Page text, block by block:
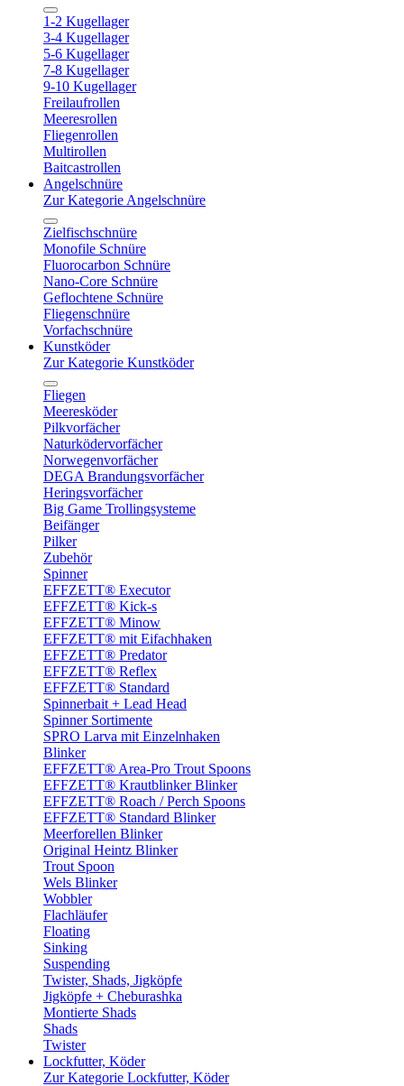
1-2 Kugellager
3-4 Kugellager
5-6 Kugellager
7-8 Kugellager
9-10 Kugellager
Freilaufrollen
Meeresrollen
Fliegenrollen
Multirollen
Baitcastrollen
Angelschnüre
Zur Kategorie Angelschnüre
Zielfischschnüre
Monofile Schnüre
Fluorocarbon Schnüre
Nano-Core Schnüre
Geflochtene Schnüre
Fliegenschnüre
Vorfachschnüre
Kunstköder
Zur Kategorie Kunstköder
Fliegen
Meeresköder
Pilkvorfächer
Naturködervorfächer
Norwegenvorfächer
DEGA Brandungsvorfächer
Heringsvorfächer
Big Game Trollingsysteme
Beifänger
Pilker
Zubehör
Spinner
EFFZETT® Executor
EFFZETT® Kick-s
EFFZETT® Minow
EFFZETT® mit Eifachhaken
EFFZETT® Predator
EFFZETT® Reflex
EFFZETT® Standard
Spinnerbait + Lead Head
Spinner Sortimente
SPRO Larva mit Einzelnhaken
Blinker
EFFZETT® Area-Pro Trout Spoons
EFFZETT® Krautblinker Blinker
EFFZETT® Roach / Perch Spoons
EFFZETT® Standard Blinker
Meerforellen Blinker
Original Heintz Blinker
Trout Spoon
Wels Blinker
Wobbler
Flachläufer
Floating
Sinking
Suspending
Twister, Shads, Jigköpfe
Jigköpfe + Cheburashka
Montierte Shads
Shads
Twister
Lockfutter, Köder
Zur Kategorie Lockfutter, Köder